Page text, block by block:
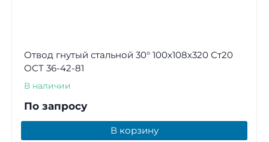
Отвод гнутый стальной 30° 100х108х320 Ст20
ОСТ 36-42-81
В наличии
По запросу
В корзину